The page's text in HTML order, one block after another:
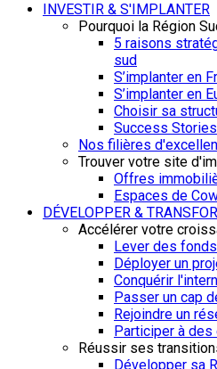
INVESTIR & S'IMPLANTER
Pourquoi la Région
5 raisons
sud
S’implanter en
S’implanter en
Choisir sa
Success
Nos filières
Trouver votre site
Offres
Espaces de
DÉVELOPPER &
Accélérer votre
Lever des
Déployer un
Conquérir
Passer un cap
Rejoindre un
Participer à
Réussir ses
Développer sa